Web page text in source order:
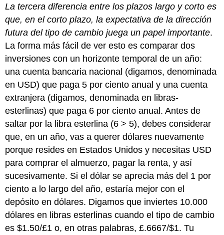
La tercera diferencia entre los plazos largo y corto es
que, en el corto plazo, la expectativa de la dirección
futura del tipo de cambio juega un papel importante.
La forma más fácil de ver esto es comparar dos
inversiones con un horizonte temporal de un año:
una cuenta bancaria nacional (digamos, denominada
en USD) que paga 5 por ciento anual y una cuenta
extranjera (digamos, denominada en libras-
esterlinas) que paga 6 por ciento anual. Antes de
saltar por la libra esterlina (6 > 5), debes considerar
que, en un año, vas a querer dólares nuevamente
porque resides en Estados Unidos y necesitas USD
para comprar el almuerzo, pagar la renta, y así
sucesivamente. Si el dólar se aprecia más del 1 por
ciento a lo largo del año, estaría mejor con el
depósito en dólares. Digamos que inviertes 10.000
dólares en libras esterlinas cuando el tipo de cambio
es $1.50/£1 o, en otras palabras, £.6667/$1. Tu